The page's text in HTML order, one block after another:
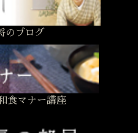
のブログ
食マナー講座